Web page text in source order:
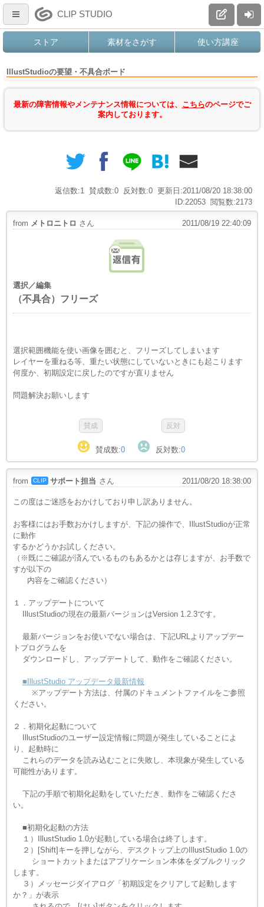
CLIP STUDIO
ストア 素材をさがす 使い方講座
IllustStudioの要望・不具合ボード
最新の障害情報やメンテナンス情報については、 こちらのページでご
案内しております。
更新日:2011/08/20 18:38:00
反対数:0
賛成数:0
返信数:1
閲覧数:2173
ID:22053
from メトロニトロ さん 2011/08/19 22:40:09
選択／編集
（不具合）フリーズ
選択範囲機能を使い画像を囲むと、フリーズしてしまいます
レイヤーを重ねる等、重たい状態にしていないときにも起こります
何度か、初期設定に戻したのですが直りません
問題解決お願いします
賛成数:0 反対数:0
from CLIP サポート担当 さん 2011/08/20 18:38:00
この度はご迷惑をおかけしており申し訳ありません。
お客様にはお手数おかけしますが、下記の操作で、IllustStudioが正常
に動作
するかどうかお試しください。
（※既にご確認が済んでいるものもあるかとは存じますが、お手数で
すが以下の
内容をご確認ください）
１．アップデートについて
IllustStudioの現在の最新バージョンはVersion 1.2.3です。
最新バージョンをお使いでない場合は、下記URLよりアップデー
トプログラムを
ダウンロードし、アップデートして、動作をご確認ください。
■IllustStudio アップデータ最新情報
※アップデート方法は、付属のドキュメントファイルをご参照
ください。
２．初期化起動について
IllustStudioのユーザー設定情報に問題が発生していることによ
り、起動時に
これらのデータを読み込むことに失敗し、本現象が発生している
可能性があります。
下記の手順で初期化起動をしていただき、動作をご確認くださ
い。
■初期化起動の方法
１）IllustStudio 1.0が起動している場合は終了します。
２）[Shift]キーを押しながら、デスクトップ上のIllustStudio 1.0の
ショートカットまたはアプリケーション本体をダブルクリック
します。
３）メッセージダイアログ「初期設定をクリアして起動します
か？」が表示